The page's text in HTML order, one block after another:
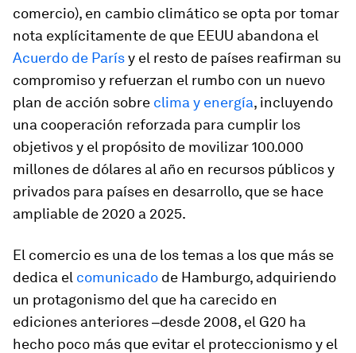
comercio), en cambio climático se opta por tomar
nota explícitamente de que EEUU abandona el
Acuerdo de Parísy el resto de países reafirman su
compromiso y refuerzan el rumbo con un nuevo
plan de acción sobre clima y energía, incluyendo
una cooperación reforzada para cumplir los
objetivos y el propósito de movilizar 100.000
millones de dólares al año en recursos públicos y
privados para países en desarrollo, que se hace
ampliable de 2020 a 2025.
El comercio es una de los temas a los que más se
dedica el comunicado de Hamburgo, adquiriendo
un protagonismo del que ha carecido en
ediciones anteriores ‒desde 2008, el G20 ha
hecho poco más que evitar el proteccionismo y el